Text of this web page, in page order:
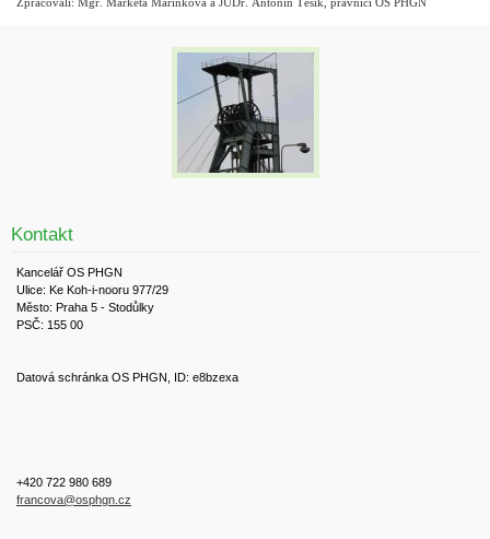
Kontakt
Kancelář OS PHGN
Ulice: Ke Koh-i-nooru 977/29
Město: Praha 5 - Stodůlky
PSČ: 155 00
Datová schránka OS PHGN, ID: e8bzexa
+420 722 980 689
francova@osphgn.cz